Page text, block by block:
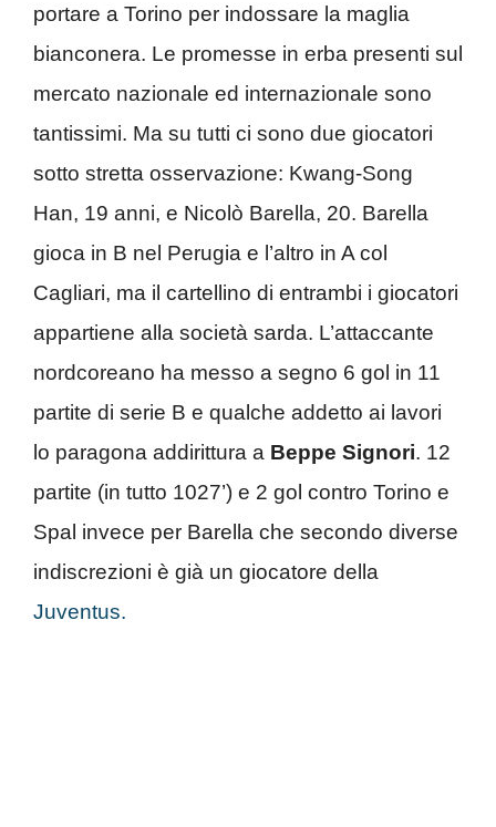
portare a Torino per indossare la maglia
bianconera. Le promesse in erba presenti sul
mercato nazionale ed internazionale sono
tantissimi. Ma su tutti ci sono due giocatori
sotto stretta osservazione: Kwang-Song
Han, 19 anni, e Nicolò Barella, 20. Barella
gioca in B nel Perugia e l’altro in A col
Cagliari, ma il cartellino di entrambi i giocatori
appartiene alla società sarda. L’attaccante
nordcoreano ha messo a segno 6 gol in 11
partite di serie B e qualche addetto ai lavori
lo paragona addirittura a Beppe Signori. 12
partite (in tutto 1027’) e 2 gol contro Torino e
Spal invece per Barella che secondo diverse
indiscrezioni è già un giocatore della
Juventus.